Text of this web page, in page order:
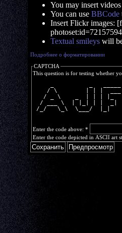
You may insert
You can use BBCode
Insert Flickr images:
Textual smileys will
Подробнее о форматировании
CAPTCHA
This question is for testing whether
/ \        | | |
/ _ \    _  | | | |_
/ ___ \  | |_| | |  _|
/_/   \_\  \___/  |_|
Enter the code above: *
Enter the code depicted in ASCII art